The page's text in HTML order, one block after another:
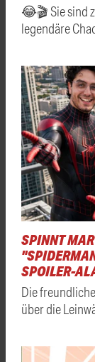
😂🎬 Sie sind
legendäre
SPINNT
SPOILER-
Die
über die